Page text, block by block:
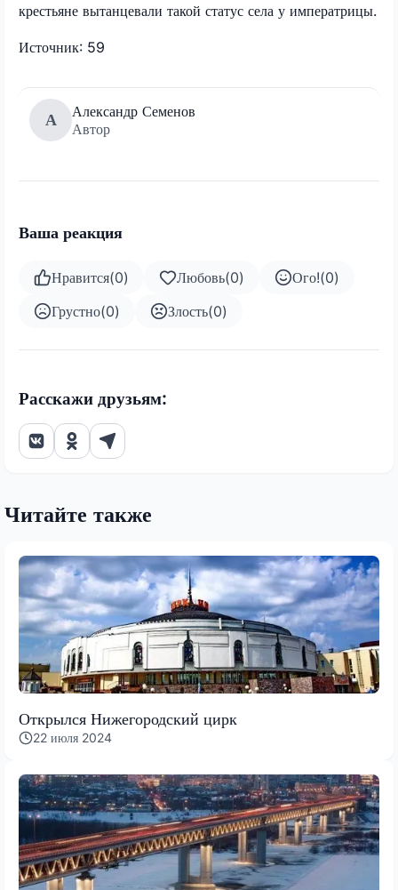
крестьяне вытанцевали такой статус села у императрицы.
Источник: 59
А
Александр Семенов
Автор
Ваша реакция
Нравится(0) Любовь(0) Ого!(0)
Грустно(0) Злость(0)
Расскажи друзьям:
Читайте также
Открылся Нижегородский цирк
22 июля 2024